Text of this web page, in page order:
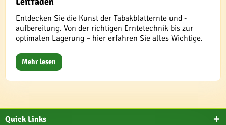
Entdecken Sie die Kunst der Tabakblatternte und -
aufbereitung. Von der richtigen Erntetechnik bis zur
optimalen Lagerung – hier erfahren Sie alles Wichtige.
Mehr lesen
Quick Links